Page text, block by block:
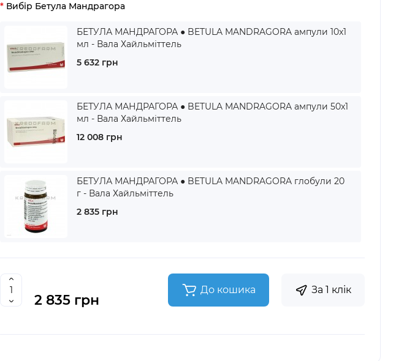
Вибір Бетула Мандрагора
БЕТУЛА МАНДРАГОРА ● BETULA MANDRAGORA ампули 10x1
мл - Вала Хайльміттель
5 632 грн
БЕТУЛА МАНДРАГОРА ● BETULA MANDRAGORA ампули 50x1
мл - Вала Хайльміттель
12 008 грн
БЕТУЛА МАНДРАГОРА ● BETULA MANDRAGORA глобули 20
г - Вала Хайльміттель
2 835 грн
2 835 грн
До кошика За 1 клік